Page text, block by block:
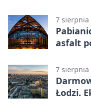
7 sierpnia
asfalt
7 sierpnia
Łodzi.